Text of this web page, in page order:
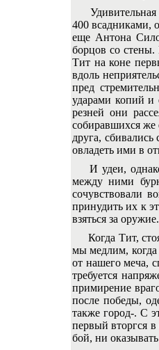
Удивительная
400 всадниками,
еще Антона
борцов со стены.
Тит на коне
вдоль
пред
ударами копий и
резней они
собиравшихся же
друга,
овладеть ими в
И удеи, однако,
между ними
сочувствовали
принудить их к
взяться за оружие.
Когда Тит,
мы медлим, когда
от нашего меча,
требуется
примирение
после победы,
также город-. С
первый вторгся
бой, ни